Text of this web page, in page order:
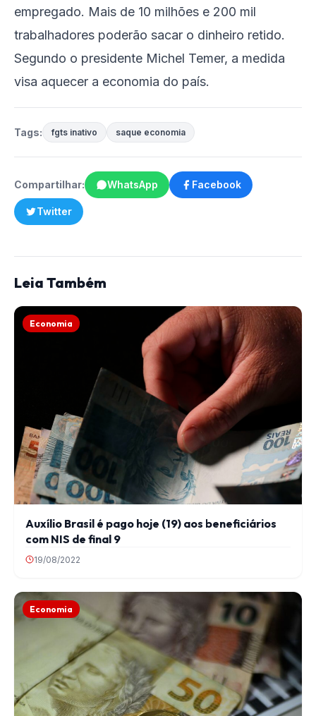
empregado. Mais de 10 milhões e 200 mil
trabalhadores poderão sacar o dinheiro retido.
Segundo o presidente Michel Temer, a medida
visa aquecer a economia do país.
Tags: fgts inativo saque economia
Compartilhar: WhatsApp Facebook
Twitter
Leia Também
Economia
Auxílio Brasil é pago hoje (19) aos beneficiários
com NIS de final 9
19/08/2022
Economia